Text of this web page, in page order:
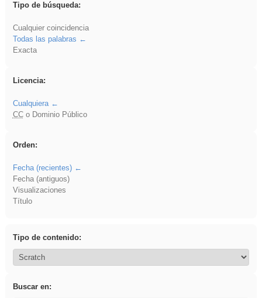
Tipo de búsqueda:
Cualquier coincidencia
Todas las palabras
Exacta
Licencia:
Cualquiera
CCo Dominio Público
Orden:
Fecha (recientes)
Fecha (antiguos)
Visualizaciones
Título
Tipo de contenido:
Buscar en: